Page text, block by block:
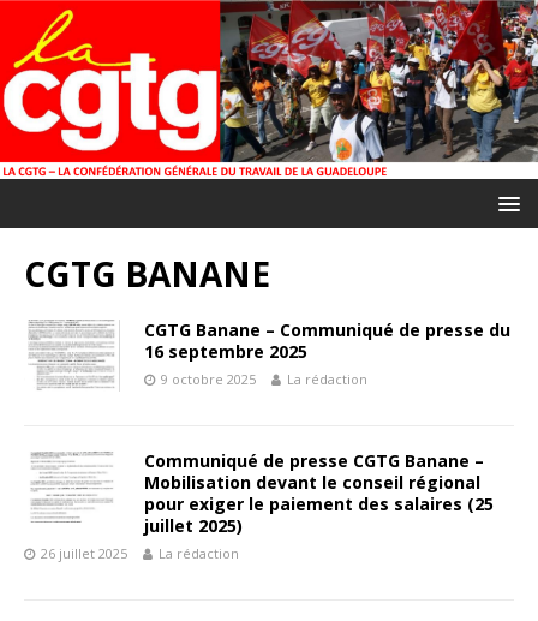
CGTG BANANE
CGTG Banane – Communiqué de presse du
16 septembre 2025
9 octobre 2025 La rédaction
Communiqué de presse CGTG Banane –
Mobilisation devant le conseil régional
pour exiger le paiement des salaires (25
juillet 2025)
26 juillet 2025 La rédaction